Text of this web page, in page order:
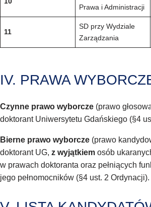
Prawa i Administracji
11
SD przy Wydziale
Zarządzania
IV. PRAWA
Czynne prawo wyborcze (prawo
doktorant Uniwersytetu Gdańskiego (§4
Bierne prawo wyborcze (prawo
doktorant UG, z wyjątkiem osób
w prawach doktoranta oraz pełniących
jego pełnomocników (§4 ust. 2 Ordynacji).